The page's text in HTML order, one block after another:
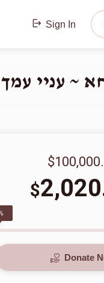
Sign In
~ עניי עמך
$
Donate